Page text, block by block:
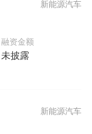
融资金额
未披露
新能源汽车
新能源汽车